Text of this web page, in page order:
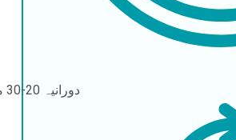
دورانیہ 20-30 منٹ